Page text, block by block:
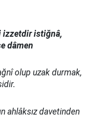
izzetdir istiğnâ,
dâmen
olup uzak durmak,
ahlâksız davetinden